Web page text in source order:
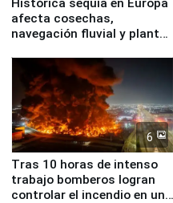
afecta cosechas,
navegación fluvial y plantas
6
Tras 10 horas de intenso
trabajo bomberos logran
controlar el incendio en una